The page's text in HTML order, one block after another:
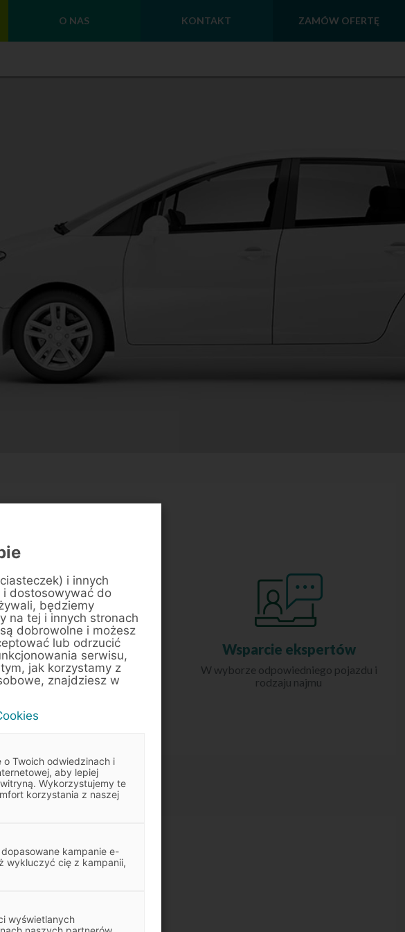
O NAS KONTAKT ZAMÓW OFERTĘ
spektrum
możliwości
każdego rodzaju firm
Wsparcie ekspertów
W wyborze odpowiedniego pojazdu i
rodzaju najmu
pojazdu do wydania
i innych
i dostosowywać do
będziemy
na tej i innych stronach
dobrowolne i możesz
lub odrzucić
serwisu,
jak korzystamy z
znajdziesz w
Twoich odwiedzinach i
aby lepiej
Wykorzystujemy te
korzystania z naszej
kampanie e-
wykluczyć cię z kampanii,
wyświetlanych